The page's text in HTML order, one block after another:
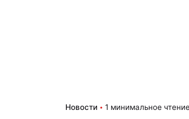
Новости 1 минимальное чтение